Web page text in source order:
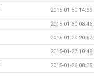
2015-01-30 14:59
2015-01-30 08:46
2015-01-29 20:52
2015-01-27 10:48
2015-01-26 08:35